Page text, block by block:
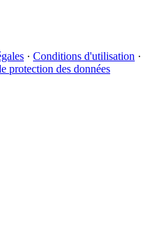
· Conditions d'utilisation ·
protection des données